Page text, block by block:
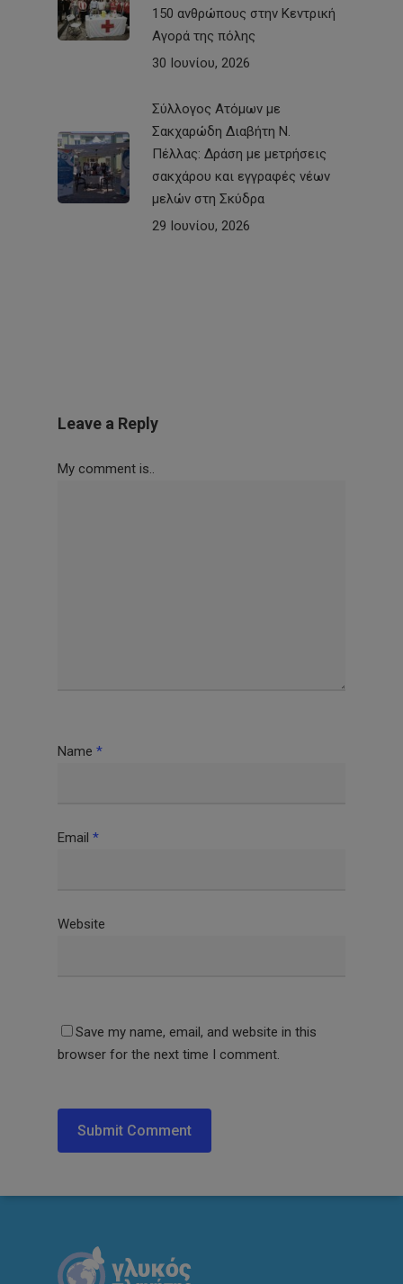
150 ανθρώπους στην Κεντρική
Αγορά της πόλης
30 Ιουνίου, 2026
Σύλλογος Ατόμων με
Σακχαρώδη Διαβήτη Ν.
Πέλλας: Δράση με μετρήσεις
σακχάρου και εγγραφές νέων
μελών στη Σκύδρα
29 Ιουνίου, 2026
Leave a Reply
My comment is..
Name *
Email *
Website
Save my name, email, and website in this
browser for the next time I comment.